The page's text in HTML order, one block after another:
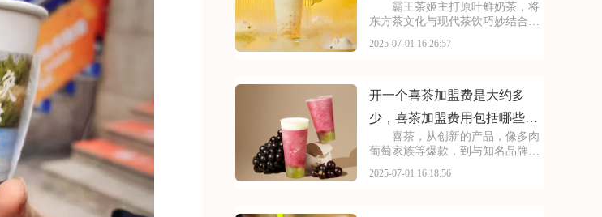
本预算
霸王茶姬主打原叶鲜奶茶，将
东方茶文化与现代茶饮巧妙结合。
充满国风韵味。凭借独特产品与风
茶姬店大概多少钱，
2025-07-01 16:26:57
开一个喜茶加盟费是大约多
少，喜茶加盟费用包括哪些方
喜茶，从创新的产品，像多肉
葡萄家族等爆款，到与知名品牌跨
不断扩大影响力。以下是开一个喜
2025-07-01 16:18:56